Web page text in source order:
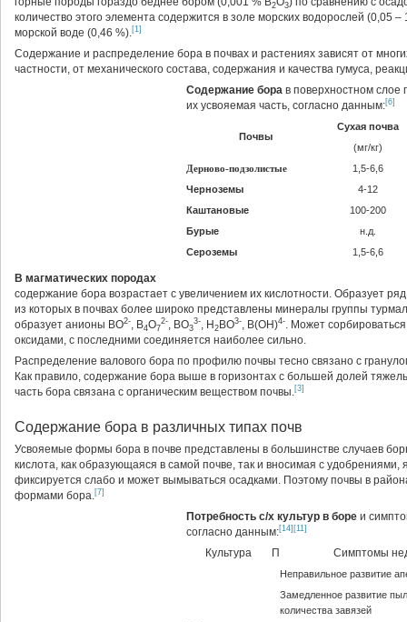
2 3
количество этого элемента содержится в золе морских водорослей (0,05 –
морской воде (0,46 %).[1]
Содержание и распределение бора в почвах и растениях зависят от
частности, от механического состава, содержания и качества гумуса,
Содержание бора в поверхностном слое
их усвояемая часть, согласно данным:[6]
Почвы
Сухая почва
(мг/кг)
Дерново-подзолистые
1,5-6,6
Черноземы
4-12
Каштановые
100-200
Бурые
н.д.
Сероземы
1,5-6,6
В магматических породах
содержание бора возрастает с увеличением их кислотности. Образует
из которых в почвах более широко представлены минералы группы
образует анионы BO2-, B4O7
2-, BO3
3-, H 2 BO3-, B(OH)4-. Может
оксидами, с последними соединяется наиболее сильно.
Распределение валового бора по профилю почвы тесно связано с
Как правило, содержание бора выше в горизонтах с большей долей
часть бора связана с органическим веществом почвы.[3]
Содержание бора в различных типах почв
Усвояемые формы бора в почве представлены в большинстве случаев
кислота, как образующаяся в самой почве, так и вносимая с
фиксируется слабо и может вымываться осадками. Поэтому почвы в
формами бора.[7]
Потребность с/х культур в боре и
согласно данным:[14] [11]
Культура П Симптомы
Неправильное развитие
Замедленное развитие
количества завязей